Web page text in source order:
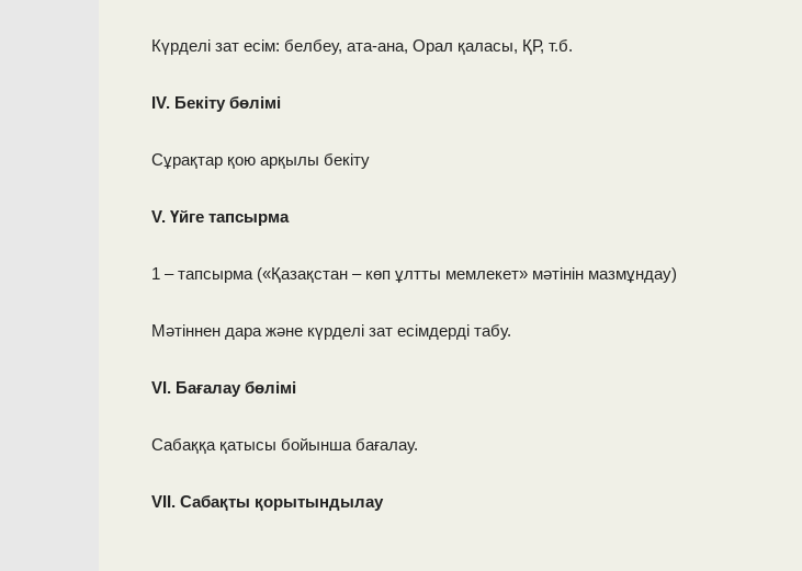
Күрделі зат есім: белбеу, ата-ана, Орал қаласы, ҚР, т.б.
ІV. Бекіту бөлімі
Сұрақтар қою арқылы бекіту
V. Үйге тапсырма
1 – тапсырма («Қазақстан – көп ұлтты мемлекет» мәтінін мазмұндау)
Мәтіннен дара және күрделі зат есімдерді табу.
VІ. Бағалау бөлімі
Сабаққа қатысы бойынша бағалау.
VІІ. Сабақты қорытындылау